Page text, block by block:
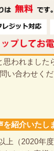
思われました
い合わせくだ
を紹介いたし
上（2020年